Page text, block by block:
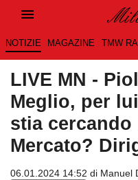
NOTIZIE MAGAZINE TMW
LIVE MN -
Meglio, per
stia
Mercato?
06.01.2024 14:52 di Manuel